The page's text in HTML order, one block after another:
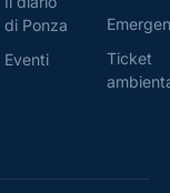
di Ponza
Eventi
Ticket